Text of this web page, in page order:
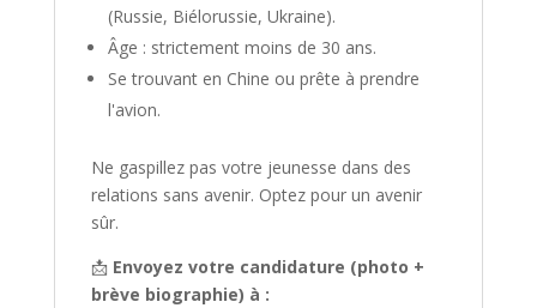
(Russie, Biélorussie, Ukraine).
Âge : strictement moins de 30 ans.
Se trouvant en Chine ou prête à prendre
l'avion.
Ne gaspillez pas votre jeunesse dans des
relations sans avenir. Optez pour un avenir
sûr.
📩 Envoyez votre candidature (photo +
brève biographie) à :